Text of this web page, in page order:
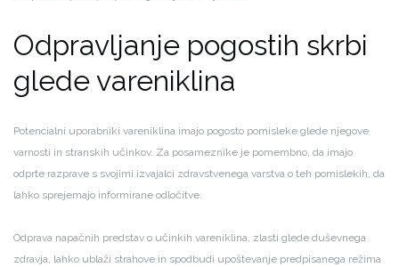
Odpravljanje pogostih skrbi
glede vareniklina
Potencialni uporabniki vareniklina imajo pogosto pomisleke glede njegove
varnosti in stranskih učinkov. Za posameznike je pomembno, da imajo
odprte razprave s svojimi izvajalci zdravstvenega varstva o teh pomislekih, da
lahko sprejemajo informirane odločitve.
Odprava napačnih predstav o učinkih vareniklina, zlasti glede duševnega
zdravja, lahko ublaži strahove in spodbudi upoštevanje predpisanega režima